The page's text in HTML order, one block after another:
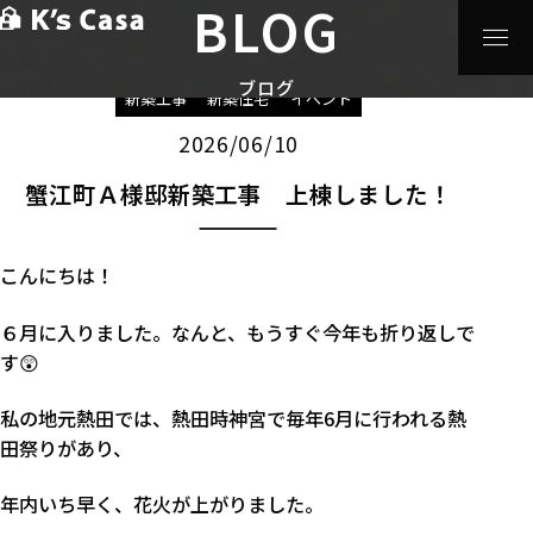
BLOG
ブログ
新築工事>
蟹江町Ａ様邸新築工事 上棟
新築工事 新築住宅 イベント
2026/06/10
蟹江町Ａ様邸新築工事 上棟しました！
こんにちは！
６月に入りました。なんと、もうすぐ今年も折り返しで
す😲
私の地元熱田では、熱田時神宮で毎年6月に行われる熱
田祭りがあり、
年内いち早く、花火が上がりました。